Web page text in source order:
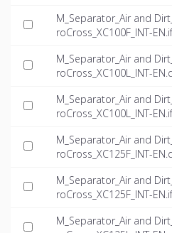
M_Separator_Air and
roCross_XC100F_INT-
M_Separator_Air and
roCross_XC100L_INT-
M_Separator_Air and
roCross_XC100L_INT-
M_Separator_Air and
roCross_XC125F_INT-
M_Separator_Air and
roCross_XC125F_INT-
M_Separator_Air and